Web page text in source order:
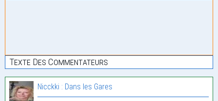
Texte Des Commentateurs
Nicckki : Dans les Gares